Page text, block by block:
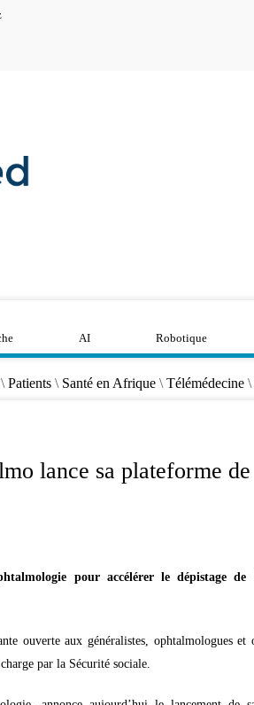
AI Robotique
\ Patients \ Santé en Afrique \ Télémédecine \
lance sa plateforme de
pour accélérer le dépistage
ouverte aux généralistes, ophtalmologues et
par la Sécurité sociale.